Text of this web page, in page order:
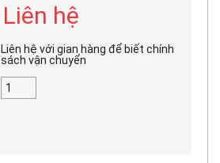
Liên hệ
Liên hệ với gian hàng để biết chính
sách vận chuyển